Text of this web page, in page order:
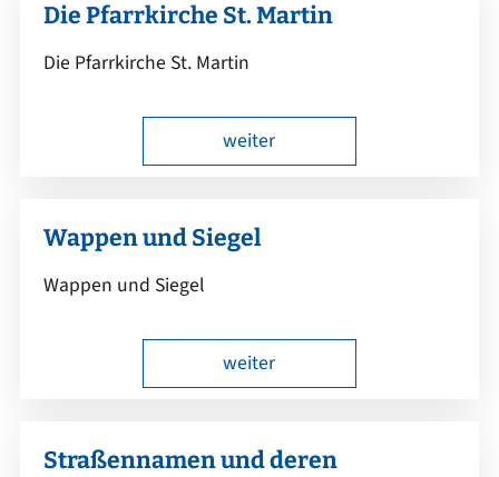
Die Pfarrkirche St. Martin
Die Pfarrkirche St. Martin
weiter
Wappen und Siegel
Wappen und Siegel
weiter
Straßennamen und deren